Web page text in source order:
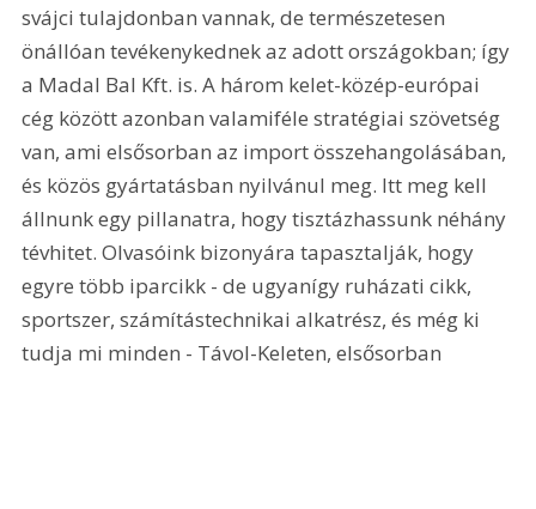
svájci tulajdonban vannak, de természetesen
önállóan tevékenykednek az adott országokban; így
a Madal Bal Kft. is. A három kelet-közép-európai
cég között azonban valamiféle stratégiai szövetség
van, ami elsősorban az import összehangolásában,
és közös gyártatásban nyilvánul meg. Itt meg kell
állnunk egy pillanatra, hogy tisztázhassunk néhány
tévhitet. Olvasóink bizonyára tapasztalják, hogy
egyre több iparcikk - de ugyanígy ruházati cikk,
sportszer, számítástechnikai alkatrész, és még ki
tudja mi minden - Távol-Keleten, elsősorban